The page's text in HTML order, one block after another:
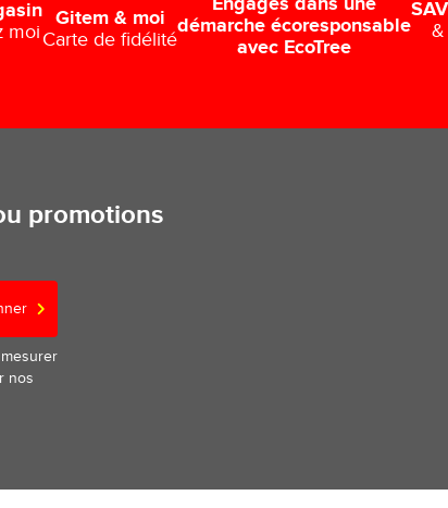
moi
Gitem & moi
Carte de fidélité
démarche écoresponsable
avec EcoTree
promotions
nos